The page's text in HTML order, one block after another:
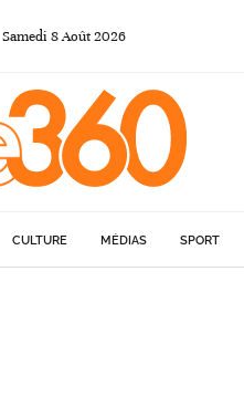
Samedi 8Août2026
CULTURE MÉDIAS SPORT